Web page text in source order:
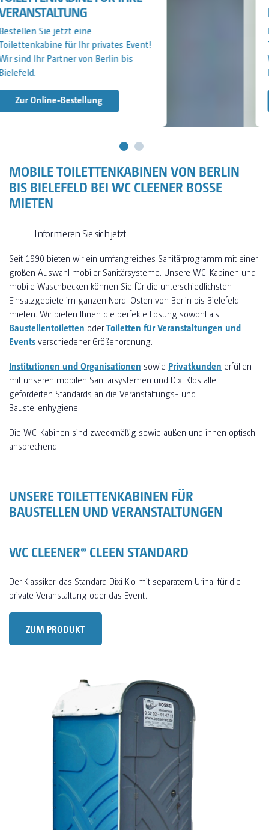
BAUSTELLE
Bestellen Sie jetzt eine
Toilettenkabine für Ihre Baustelle!
Wir sind Ihr Partner von Berlin bis
Bielefeld.
Jetzt Anfragen
MOBILE TOILETTENKABINEN VON BERLIN
BIS BIELEFELD BEI WC CLEENER BOSSE
MIETEN
Informieren Sie sich jetzt
Seit 1990 bieten wir ein umfangreiches Sanitärprogramm mit einer
großen Auswahl mobiler Sanitärsysteme. Unsere WC-Kabinen und
mobile Waschbecken können Sie für die unterschiedlichsten
Einsatzgebiete im ganzen Nord-Osten von Berlin bis Bielefeld
mieten. Wir bieten Ihnen die perfekte Lösung sowohl als
Baustellentoiletten oderToiletten für Veranstaltungen und
Eventsverschiedener Größenordnung.
Institutionen und Organisationen sowie Privatkunden erfüllen
mit unseren mobilen Sanitärsystemen und Dixi Klos alle
geforderten Standards an die Veranstaltungs- und
Baustellenhygiene.
Die WC-Kabinen sind zweckmäßig sowie außen und innen optisch
ansprechend.
UNSERE TOILETTENKABINEN FÜR
BAUSTELLEN UND VERANSTALTUNGEN
WC CLEENER® CLEEN STANDARD
Der Klassiker: das Standard Dixi Klo mit separatem Urinal für die
private Veranstaltung oder das Event.
ZUM PRODUKT